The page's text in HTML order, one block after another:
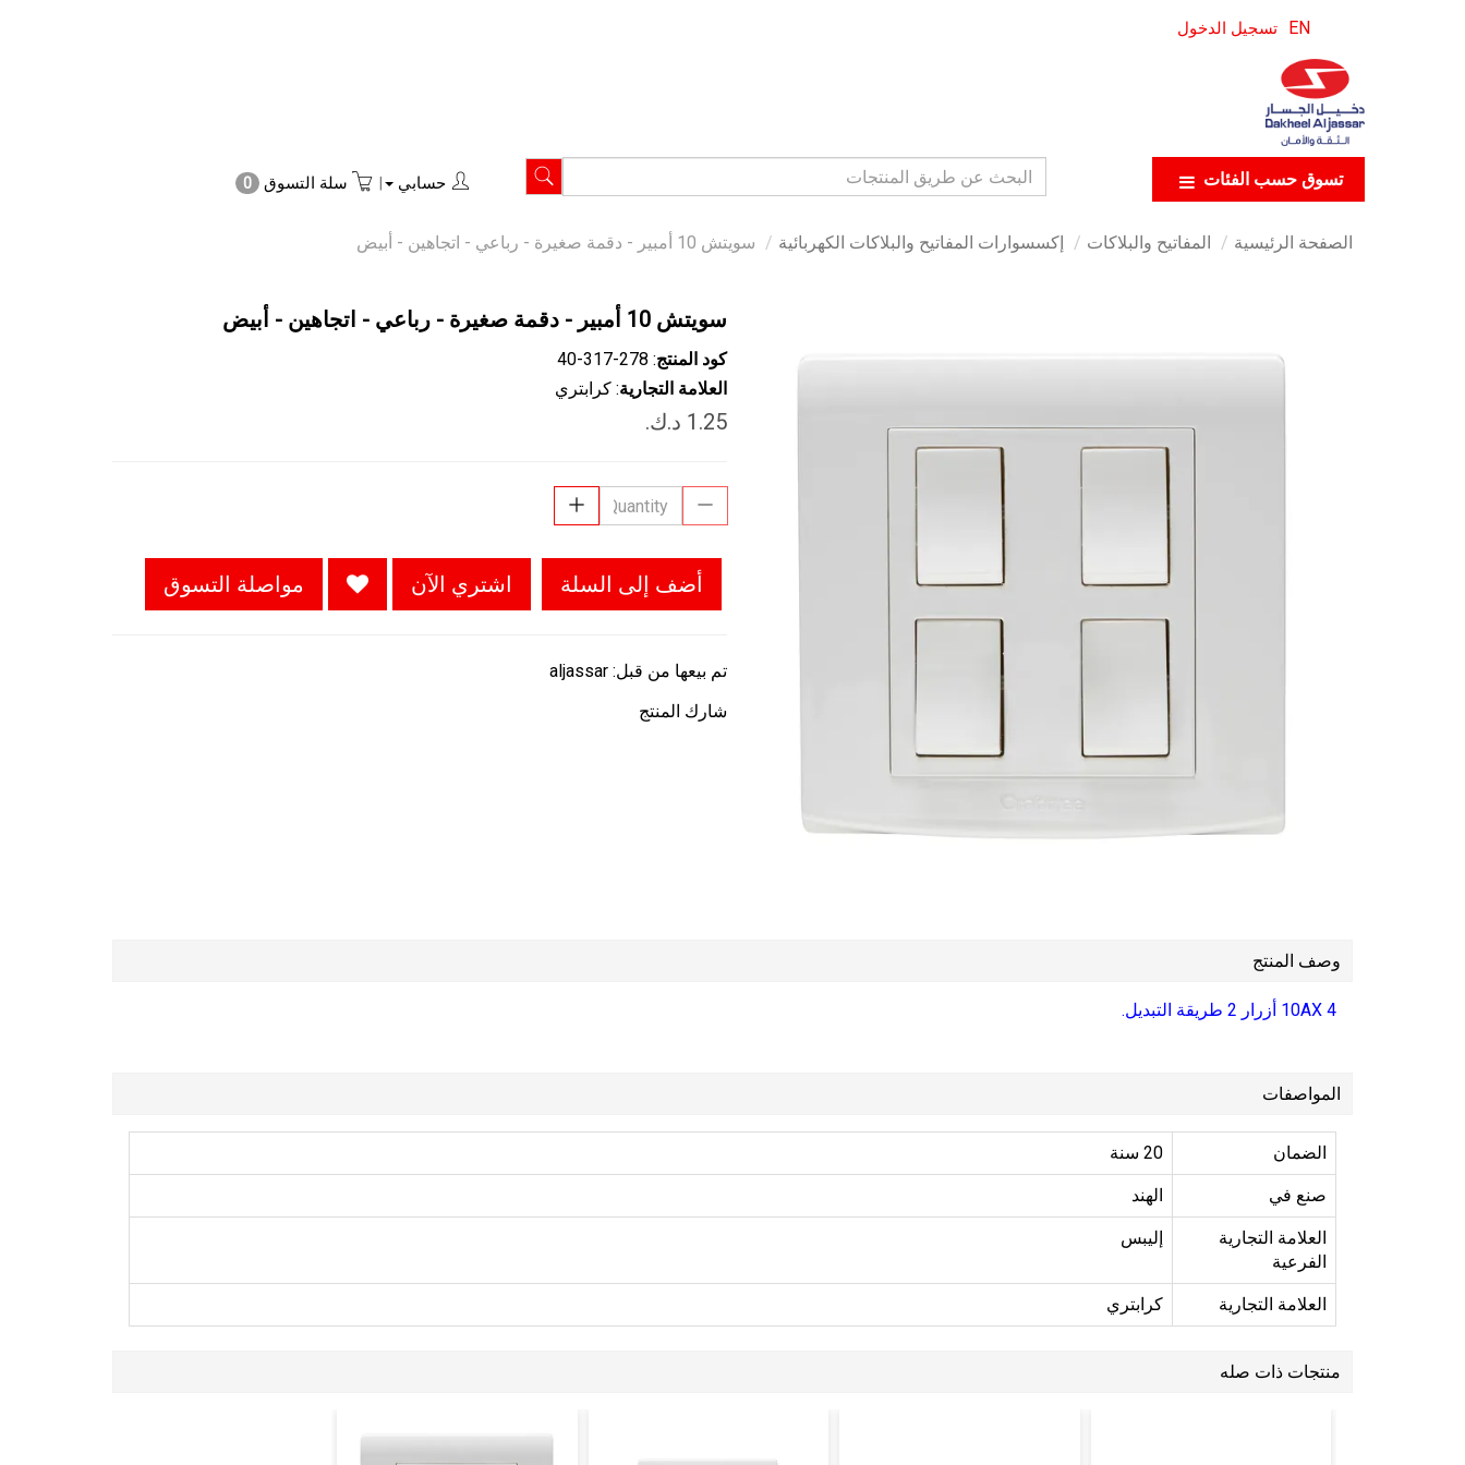
EN تسجيل الدخول
تسوق حسب الفئات حسابي | سلة التسوق 0
الصفحة الرئيسية المفاتيح والبلاكات إكسسوارات المفاتيح والبلاكات الكهربائية سويتش 10 أمبير - دقمة صغيرة - رباعي - اتجاهين - أبيض
سويتش 10 أمبير - دقمة صغيرة - رباعي - اتجاهين - أبيض
كود المنتج: ‎40-317-278
العلامة التجارية: كرابتري
أضف إلى السلة اشتري الآن مواصلة التسوق
تم بيعها من قبل: aljassar
شارك المنتج
وصف المنتج
10AX 4 أزرار 2 طريقة التبديل.
المواصفات
الضمان 20 سنة
صنع في الهند
العلامة التجارية
الفرعية
إليبس
العلامة التجارية كرابتري
منتجات ذات صله